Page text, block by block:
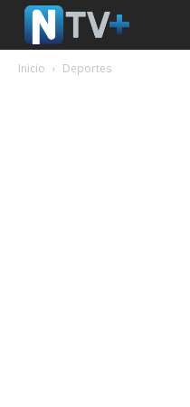
Inicio Deportes